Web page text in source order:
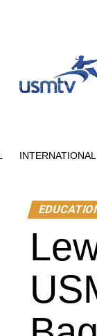
INTERNATIONAL